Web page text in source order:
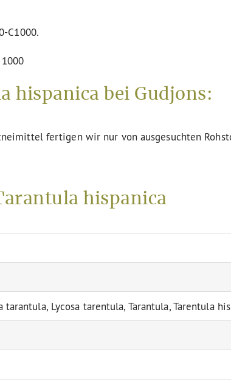
C1000.
hispanica bei Gudjons:
fertigen wir nur von ausgesuchten
hispanica
tarantula, Lycosa tarentula, Tarantula, Tarentula